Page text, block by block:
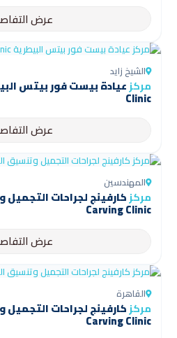
عرض
الشيخ زايد
مركز
Clinic
عرض
المهندسين
مركزكارفينج لجراحات
Carving Clinic
عرض
القاهرة
مركزكارفينج لجراحات
Carving Clinic